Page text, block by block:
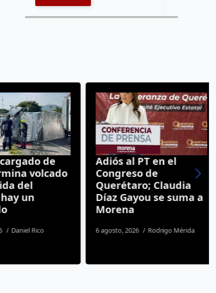
de
volcado
del
un
Daniel Rico
Adiós al PT en el
Congreso de
Querétaro; Claudia
Díaz Gayou se suma a
Morena
6 agosto, 2026 Rodrigo Mérida